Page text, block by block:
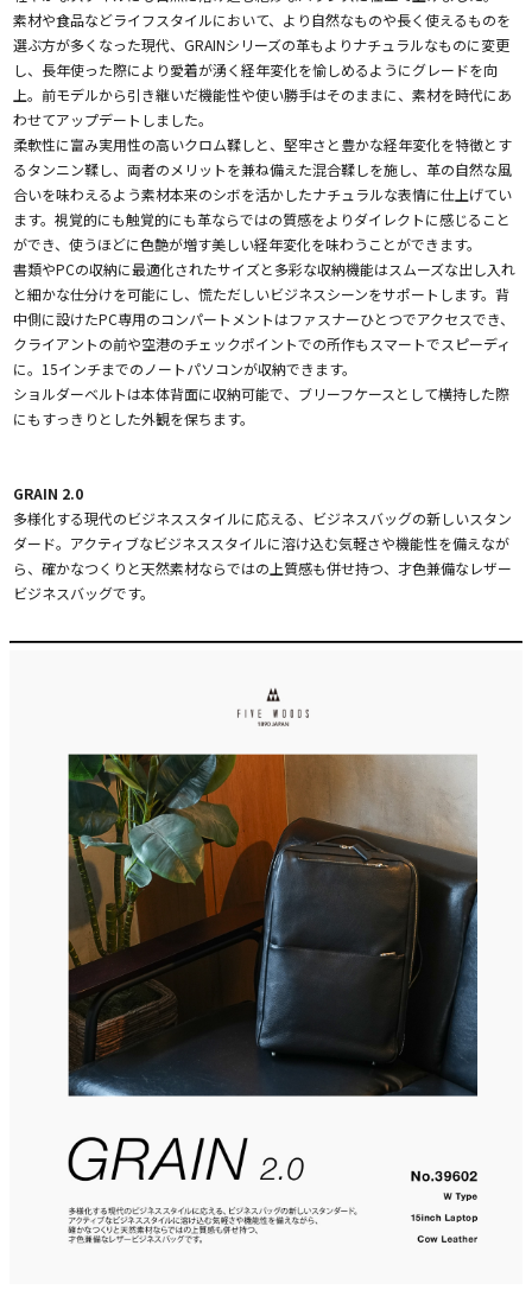
素材や食品などライフスタイルにおいて、より自然なものや長く使えるものを
選ぶ方が多くなった現代、GRAINシリーズの革もよりナチュラルなものに変更
し、長年使った際により愛着が湧く経年変化を愉しめるようにグレードを向
上。前モデルから引き継いだ機能性や使い勝手はそのままに、素材を時代にあ
わせてアップデートしました。
柔軟性に富み実用性の高いクロム鞣しと、堅牢さと豊かな経年変化を特徴とす
るタンニン鞣し、両者のメリットを兼ね備えた混合鞣しを施し、革の自然な風
合いを味わえるよう素材本来のシボを活かしたナチュラルな表情に仕上げてい
ます。視覚的にも触覚的にも革ならではの質感をよりダイレクトに感じること
ができ、使うほどに色艶が増す美しい経年変化を味わうことができます。
書類やPCの収納に最適化されたサイズと多彩な収納機能はスムーズな出し入れ
と細かな仕分けを可能にし、慌ただしいビジネスシーンをサポートします。背
中側に設けたPC専用のコンパートメントはファスナーひとつでアクセスでき、
クライアントの前や空港のチェックポイントでの所作もスマートでスピーディ
に。15インチまでのノートパソコンが収納できます。
ショルダーベルトは本体背面に収納可能で、ブリーフケースとして横持した際
にもすっきりとした外観を保ちます。
GRAIN 2.0
多様化する現代のビジネススタイルに応える、ビジネスバッグの新しいスタン
ダード。アクティブなビジネススタイルに溶け込む気軽さや機能性を備えなが
ら、確かなつくりと天然素材ならではの上質感も併せ持つ、才色兼備なレザー
ビジネスバッグです。